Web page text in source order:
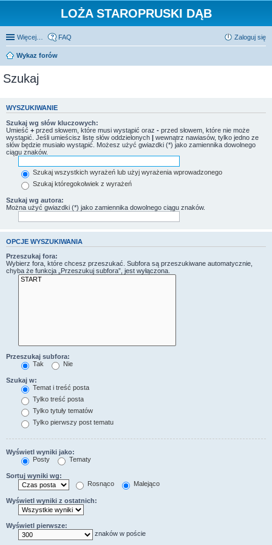
LOŻA STAROPRUSKI DĄB
Więcej… FAQ Zaloguj się
Wykaz forów
Szukaj
WYSZUKIWANIE
Szukaj wg słów kluczowych:
Umieść + przed słowem, które musi wystąpić oraz - przed słowem, które nie może
wystąpić. Jeśli umieścisz listę słów oddzielonych | wewnątrz nawiasów, tylko jedno ze
słów będzie musiało wystąpić. Możesz użyć gwiazdki (*) jako zamiennika dowolnego
ciągu znaków.
Szukaj wszystkich wyrażeń lub użyj wyrażenia wprowadzonego
Szukaj któregokolwiek z wyrażeń
Szukaj wg autora:
Można użyć gwiazdki (*) jako zamiennika dowolnego ciągu znaków.
OPCJE WYSZUKIWANIA
Przeszukaj fora:
Wybierz fora, które chcesz przeszukać. Subfora są przeszukiwane automatycznie,
chyba że funkcja „Przeszukuj subfora”, jest wyłączona.
Przeszukaj subfora:
Tak
Nie
Szukaj w:
Temat i treść posta
Tylko treść posta
Tylko tytuły tematów
Tylko pierwszy post tematu
Wyświetl wyniki jako:
Posty
Tematy
Sortuj wyniki wg:
Rosnąco
Malejąco
Wyświetl wyniki z ostatnich:
Wyświetl pierwsze:
znaków w poście